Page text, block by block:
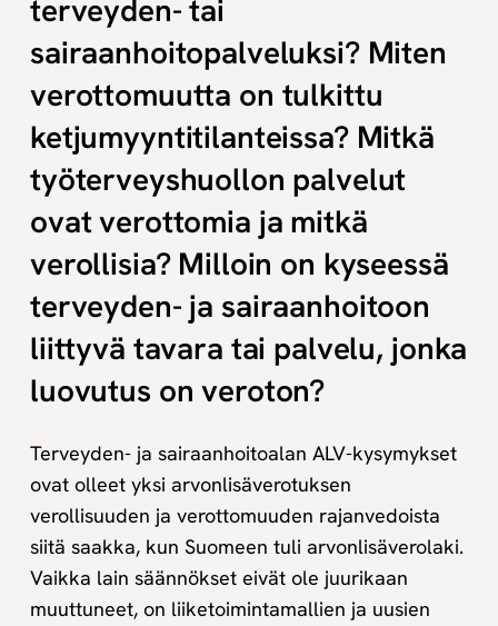
terveyden- tai
sairaanhoitopalveluksi? Miten
verottomuutta on tulkittu
ketjumyyntitilanteissa? Mitkä
työterveyshuollon palvelut
ovat verottomia ja mitkä
verollisia? Milloin on kyseessä
terveyden- ja sairaanhoitoon
liittyvä tavara tai palvelu, jonka
luovutus on veroton?
Terveyden- ja sairaanhoitoalan ALV-kysymykset
ovat olleet yksi arvonlisäverotuksen
verollisuuden ja verottomuuden rajanvedoista
siitä saakka, kun Suomeen tuli arvonlisäverolaki.
Vaikka lain säännökset eivät ole juurikaan
muuttuneet, on liiketoimintamallien ja uusien